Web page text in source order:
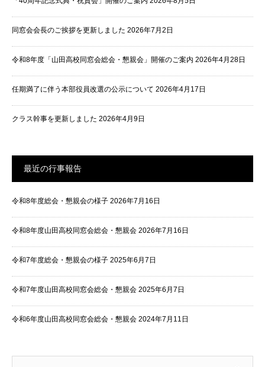
同窓会会長のご挨拶を更新しました 2026年7月2日
令和8年度「山田高校同窓会総会・懇親会」開催のご案内 2026年4月28日
任期満了に伴う本部役員改選の公示について 2026年4月17日
クラス幹事を更新しました 2026年4月9日
最近の行事報告
令和8年度総会・懇親会の様子 2026年7月16日
令和8年度山田高校同窓会総会・懇親会 2026年7月16日
令和7年度総会・懇親会の様子 2025年6月7日
令和7年度山田高校同窓会総会・懇親会 2025年6月7日
令和6年度山田高校同窓会総会・懇親会 2024年7月11日